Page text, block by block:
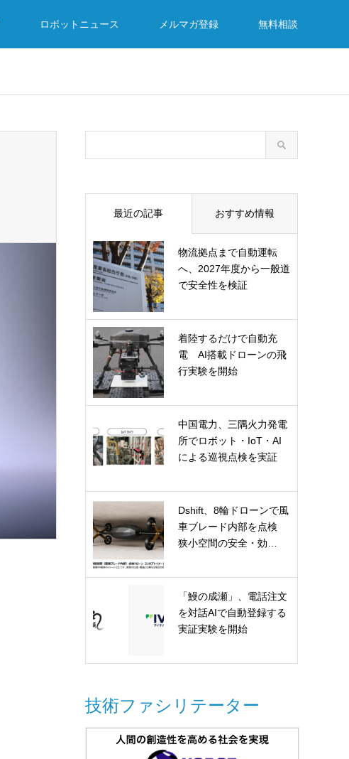
ロボットニュース メルマガ登録 無料相談
最近の記事 おすすめ情報
物流拠点まで自動運転
へ、2027年度から一般道
で安全性を検証
着陸するだけで自動充
電 AI搭載ドローンの飛
行実験を開始
中国電力、三隅火力発電
所でロボット・IoT・AI
による巡視点検を実証
Dshift、8輪ドローンで風
車ブレード内部を点検
狭小空間の安全・効…
「鰻の成瀬」、電話注文
を対話AIで自動登録する
実証実験を開始
技術ファシリテーター